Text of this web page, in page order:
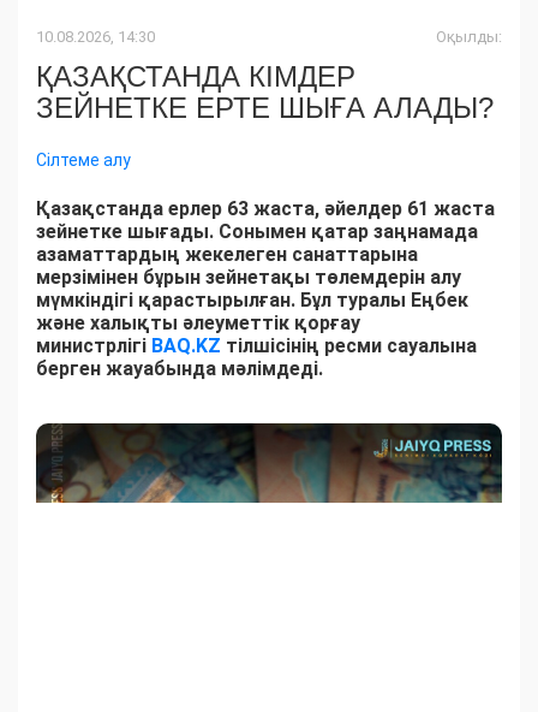
10.08.2026, 14:30 Оқылды:
ҚАЗАҚСТАНДА КІМДЕР
ЗЕЙНЕТКЕ ЕРТЕ ШЫҒА АЛАДЫ?
Сілтеме алу
Қазақстанда ерлер 63 жаста, әйелдер 61 жаста
зейнетке шығады. Сонымен қатар заңнамада
азаматтардың жекелеген санаттарына
мерзімінен бұрын зейнетақы төлемдерін алу
мүмкіндігі қарастырылған. Бұл туралы Еңбек
және халықты әлеуметтік қорғау
министрлігі BAQ.KZ тілшісінің ресми сауалына
берген жауабында мәлімдеді.